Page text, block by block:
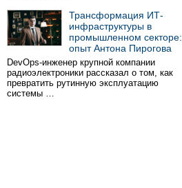
Трансформация ИТ-
инфраструктуры в
промышленном секторе:
опыт Антона Пирогова
DevOps-инженер крупной компании
радиоэлектроники рассказал о том, как
превратить рутинную эксплуатацию
системы …